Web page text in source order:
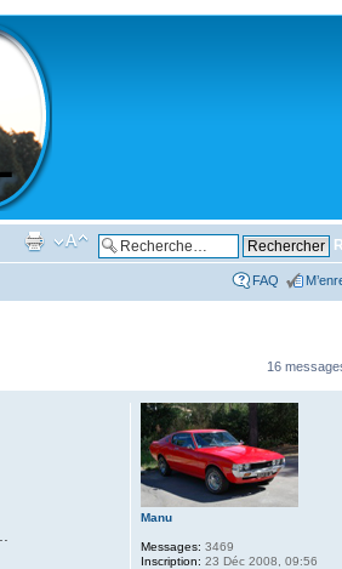
FAQ
16
Manu
Messages: 3469
Inscription: 23 Déc 2008, 09:56